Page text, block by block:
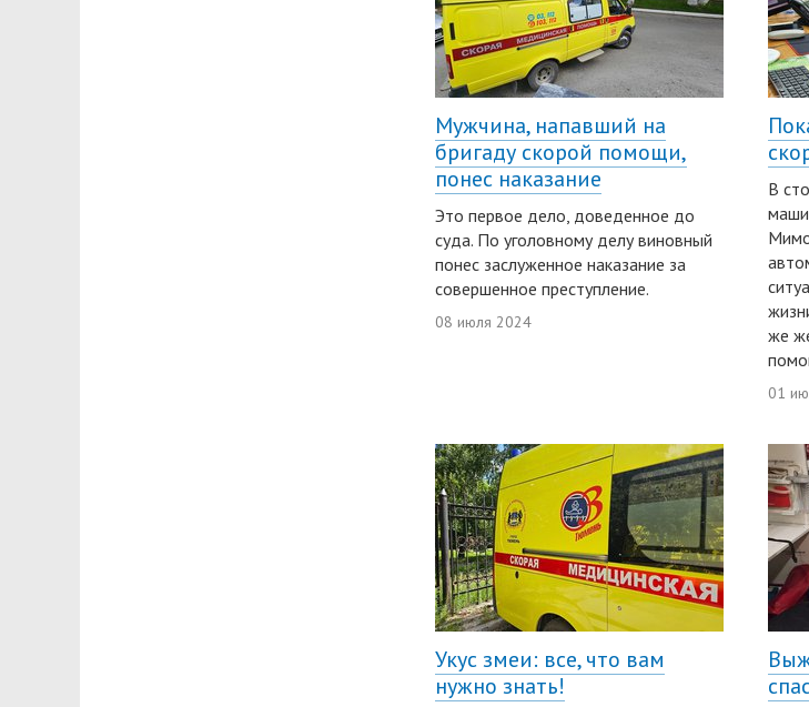
Мужчина, напавший на
бригаду скорой помощи,
понес наказание
Это первое дело, доведенное до
суда. По уголовному делу виновный
понес заслуженное наказание за
совершенное преступление.
08 июля 2024
В
же
01
Укус змеи: все, что вам
нужно знать!